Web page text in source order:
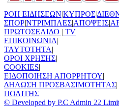
ΡΟΗ ΕΙΔΗΣΕΩΝ|ΚΥΠΡΟΣ|
ΣΠΟΡ|ΝΤΡΙΜΠΛΕΣ|ΑΠΟΨΕΙΣ|
ΠΡΩΤΟΣΕΛΙΔΟ | TV
ΕΠΙΚΟΙΝΩΝΙΑ|
TAYTOTHTA|
ΟΡΟΙ ΧΡΗΣΗΣ|
COOKIES|
ΕΙΔΟΠΟΙΗΣΗ ΑΠΟΡΡΗΤΟΥ|
ΔΗΛΩΣΗ ΠΡΟΣΒΑΣΙΜΟΤΗΤΑΣ|
ΠΟΛΙΤΗΣ
© Developed by P.C Admin 22